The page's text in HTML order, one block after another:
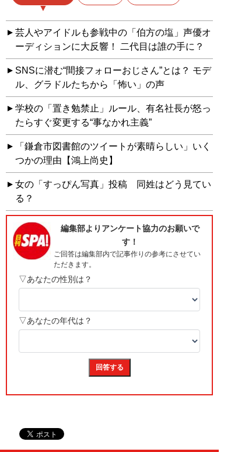
芸人やアイドルも参戦中の「伯方の塩」声優オ
ーディションに大反響！ 二代目は誰の手に？
SNSに潜む“間接フォローおじさん”とは？ モデ
ル、グラドルたちから「怖い」の声
学校の「置き勉禁止」ルール、有名社長が怒っ
たらすぐ変更する“事なかれ主義”
「鎌倉市図書館のツイートが素晴らしい」いく
つかの理由【鴻上尚史】
女の「すっぴん写真」投稿 同姓はどう見てい
る？